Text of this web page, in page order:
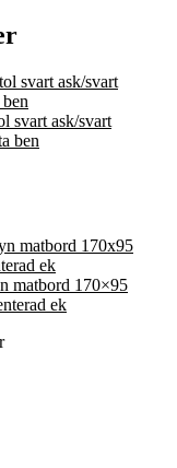
svart ask/svart
ben
matbord 170×95
ek